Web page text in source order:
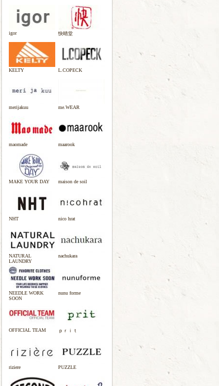
igor 快晴堂
KELTY L.COPECK
merijakuu me.WEAR
maomade maarook
MAKE YOUR DAY maison de soil
NHT nico hrat
NATURAL
LAUNDRY
nachukara
NEEDLE WORK
SOON
nunu forme
OFFICIAL TEAM ｐｒｉｔ
riziere PUZZLE